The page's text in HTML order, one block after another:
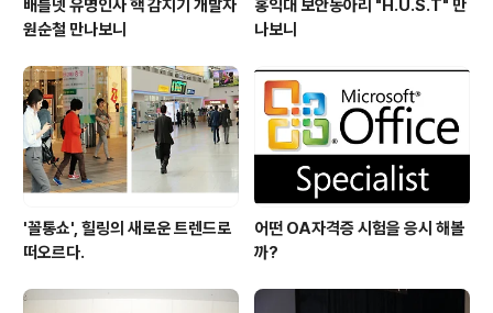
배틀넷 유명인사 핵 감지기 개발자
원순철 만나보니
홍익대 보안동아리 "H.U.S.T" 만
나보니
'꼴통쇼', 힐링의 새로운 트렌드로
떠오르다.
어떤 OA자격증 시험을 응시 해볼
까?